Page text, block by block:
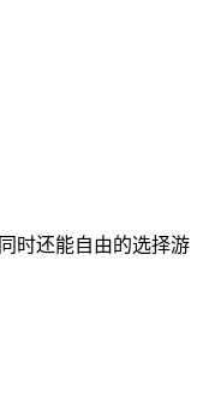
时还能自由的选择游